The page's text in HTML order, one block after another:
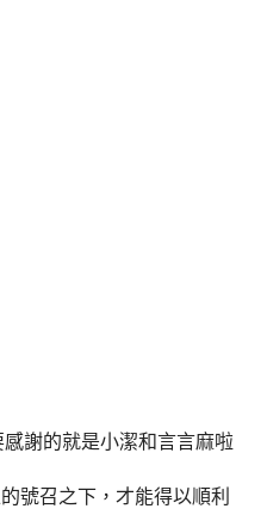
謝的就是小潔和言言麻啦
號召之下，才能得以順利